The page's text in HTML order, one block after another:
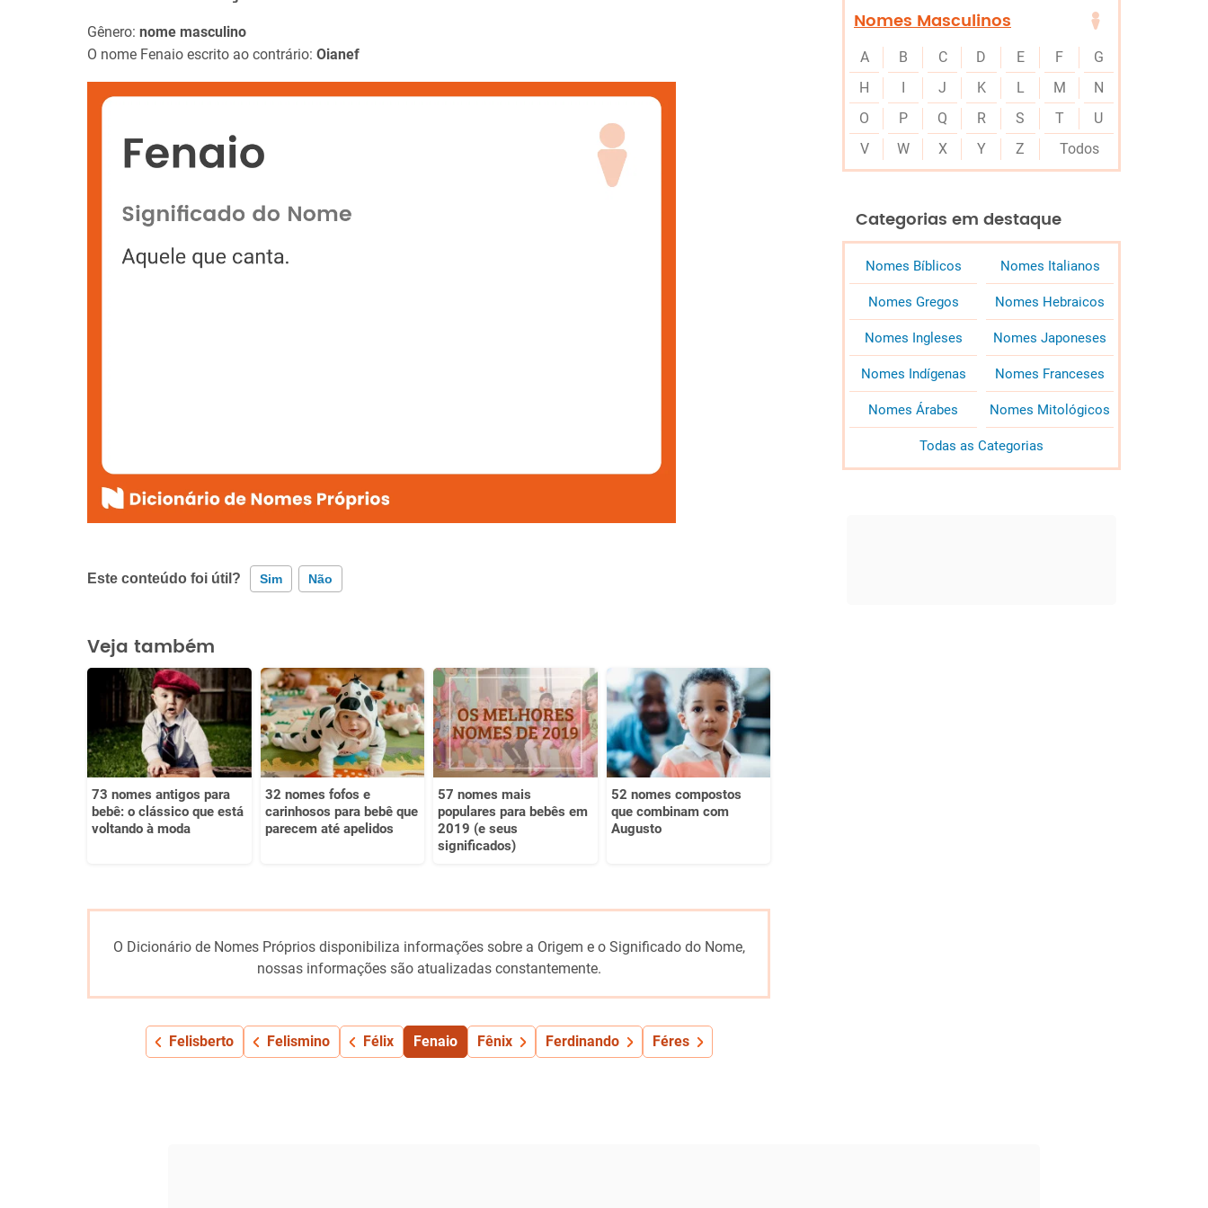
Gênero: nome masculino
O nome Fenaio escrito ao contrário: Oianef
Este conteúdo foi útil? Sim Não
Este conteúdo contém informação incorreta
Este conteúdo não tem a informação que procuro
Outro
Veja também
73 nomes antigos para
bebê: o clássico que está
voltando à moda
32 nomes fofos e
carinhosos para bebê que
parecem até apelidos
57 nomes mais
populares para bebês em
2019 (e seus
significados)
52 nomes compostos
que combinam com
Augusto
O Dicionário de Nomes Próprios disponibiliza informações sobre a Origem e o Significado do Nome,
nossas informações são atualizadas constantemente.
Felisberto Felismino Félix Fenaio Fênix Ferdinando Féres
Nomes Masculinos
A B C D E F
G
H
I J K L M
N
O
P Q R S T
U
V
W X Y Z Todos
Categorias em destaque
Nomes Bíblicos Nomes Italianos
Nomes Gregos Nomes Hebraicos
Nomes Ingleses Nomes Japoneses
Nomes Indígenas Nomes Franceses
Nomes Árabes Nomes Mitológicos
Todas as Categorias